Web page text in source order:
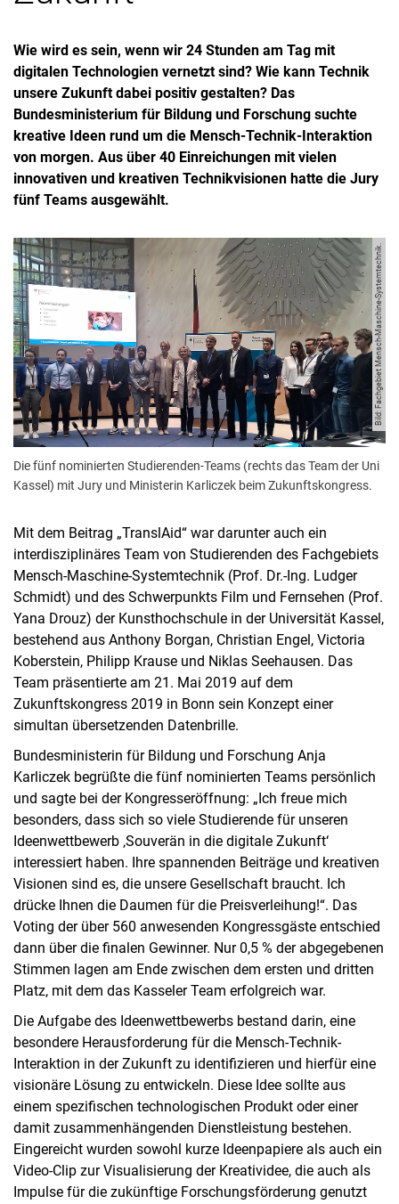
Wie wird es sein, wenn wir 24 Stunden am Tag mit
digitalen Technologien vernetzt sind? Wie kann Technik
unsere Zukunft dabei positiv gestalten? Das
Bundesministerium für Bildung und Forschung suchte
kreative Ideen rund um die Mensch-Technik-Interaktion
von morgen. Aus über 40 Einreichungen mit vielen
innovativen und kreativen Technikvisionen hatte die Jury
fünf Teams ausgewählt.
Bild: Fachgebiet Mensch-Maschine-Systemtechnik.
Die fünf nominierten Studierenden-Teams (rechts das Team der Uni
Kassel) mit Jury und Ministerin Karliczek beim Zukunftskongress.
Mit dem Beitrag „TranslAid“ war darunter auch ein
interdisziplinäres Team von Studierenden des Fachgebiets
Mensch-Maschine-Systemtechnik (Prof. Dr.-Ing. Ludger
Schmidt) und des Schwerpunkts Film und Fernsehen (Prof.
Yana Drouz) der Kunsthochschule in der Universität Kassel,
bestehend aus Anthony Borgan, Christian Engel, Victoria
Koberstein, Philipp Krause und Niklas Seehausen. Das
Team präsentierte am 21. Mai 2019 auf dem
Zukunftskongress 2019 in Bonn sein Konzept einer
simultan übersetzenden Datenbrille.
Bundesministerin für Bildung und Forschung Anja
Karliczek begrüßte die fünf nominierten Teams persönlich
und sagte bei der Kongresseröffnung: „Ich freue mich
besonders, dass sich so viele Studierende für unseren
Ideenwettbewerb ‚Souverän in die digitale Zukunft‘
interessiert haben. Ihre spannenden Beiträge und kreativen
Visionen sind es, die unsere Gesellschaft braucht. Ich
drücke Ihnen die Daumen für die Preisverleihung!“. Das
Voting der über 560 anwesenden Kongressgäste entschied
dann über die finalen Gewinner. Nur 0,5 % der abgegebenen
Stimmen lagen am Ende zwischen dem ersten und dritten
Platz, mit dem das Kasseler Team erfolgreich war.
Die Aufgabe des Ideenwettbewerbs bestand darin, eine
besondere Herausforderung für die Mensch-Technik-
Interaktion in der Zukunft zu identifizieren und hierfür eine
visionäre Lösung zu entwickeln. Diese Idee sollte aus
einem spezifischen technologischen Produkt oder einer
damit zusammenhängenden Dienstleistung bestehen.
Eingereicht wurden sowohl kurze Ideenpapiere als auch ein
Video-Clip zur Visualisierung der Kreatividee, die auch als
Impulse für die zukünftige Forschungsförderung genutzt